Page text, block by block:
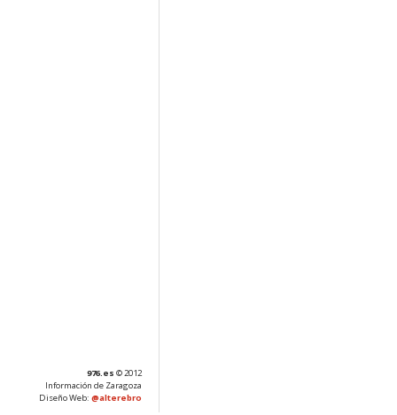
976.es © 2012
Información de Zaragoza
Diseño Web: @alterebro